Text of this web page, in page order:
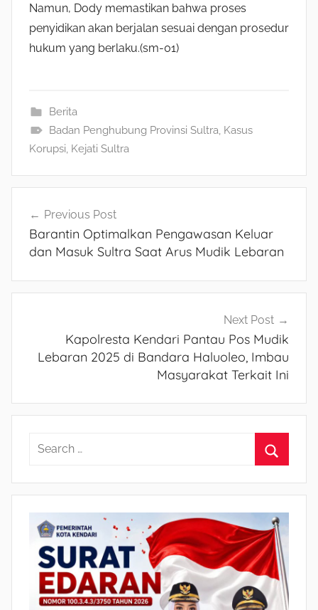
Namun, Dody memastikan bahwa proses
penyidikan akan berjalan sesuai dengan prosedur
hukum yang berlaku.(sm-01)
Berita
Badan Penghubung Provinsi Sultra, Kasus
Korupsi, Kejati Sultra
Navigasi
pos
Previous Post
Barantin Optimalkan Pengawasan Keluar
dan Masuk Sultra Saat Arus Mudik Lebaran
Next Post
Kapolresta Kendari Pantau Pos Mudik
Lebaran 2025 di Bandara Haluoleo, Imbau
Masyarakat Terkait Ini
a
e
a
r
c
h